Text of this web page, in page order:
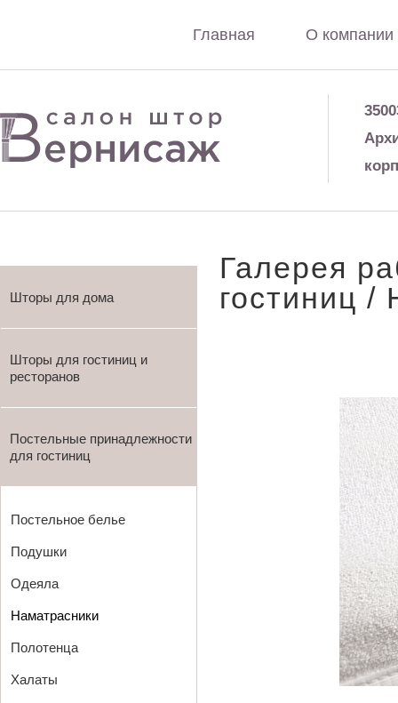
Главная О компании
Шторы для дома
Шторы для гостиниц и
ресторанов
Постельные принадлежности
для гостиниц
Постельное белье
Подушки
Одеяла
Наматрасники
Полотенца
Халаты
Галерея
гостиниц /